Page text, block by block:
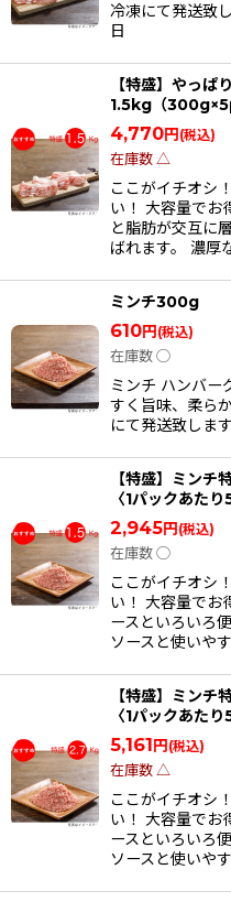
冷凍にて発送致
日
【特盛】やっぱ
1.5kg（
4,770円 (税込)
在庫数 △
ここがイチオシ
い！ 大容量でお
と脂肪が交互に
ばれます。 濃厚
ミンチ300g
610円 (税込)
在庫数 ◯
ミンチ ハンバー
すく旨味、柔ら
にて発送致しま
【特盛】ミン
〈1パックあたり
2,945円 (税込)
在庫数 ◯
ここがイチオシ
い！ 大容量でお
ースといろいろ
ソースと使いや
【特盛】ミン
〈1パックあたり
5,161円 (税込)
在庫数 △
ここがイチオシ
い！ 大容量でお
ースといろいろ
ソースと使いや